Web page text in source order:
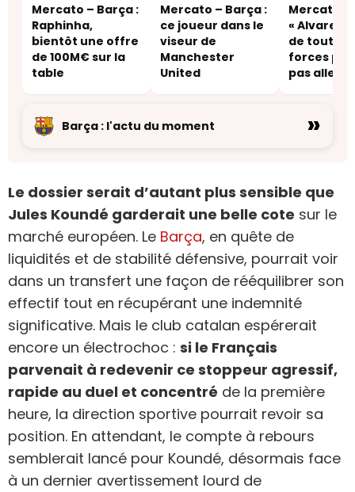
Mercato – Barça :
Raphinha,
bientôt une offre
de 100M€ sur la
table
Mercato – Barça :
ce joueur dans le
viseur de
Manchester
United
Mercato –
« Alvarez
de toutes
forces
pas aller
Barça : l'actu du moment »
Le dossier serait d’autant plus sensible que
Jules Koundé garderait une belle cote sur le
marché européen. Le Barça, en quête de
liquidités et de stabilité défensive, pourrait voir
dans un transfert une façon de rééquilibrer son
effectif tout en récupérant une indemnité
significative. Mais le club catalan espérerait
encore un électrochoc : si le Français
parvenait à redevenir ce stoppeur agressif,
rapide au duel et concentré de la première
heure, la direction sportive pourrait revoir sa
position. En attendant, le compte à rebours
semblerait lancé pour Koundé, désormais face
à un dernier avertissement lourd de